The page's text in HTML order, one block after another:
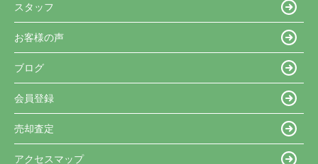
スタッフ
お客様の声
ブログ
会員登録
売却査定
アクセスマップ